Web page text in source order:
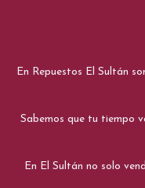
En Repuestos El Sultán
Sabemos que tu tiempo
En El Sultán no solo